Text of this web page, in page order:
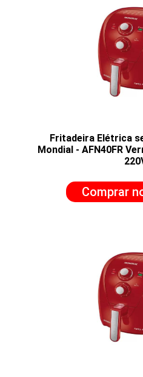
Fritadeira Elétrica
Mondial - AFN40FR
Comprar